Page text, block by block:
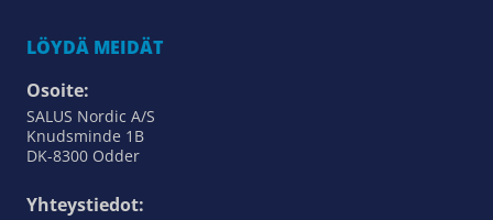
LÖYDÄ MEIDÄT
Osoite:
SALUS Nordic A/S
Knudsminde 1B
DK-8300 Odder
Yhteystiedot: